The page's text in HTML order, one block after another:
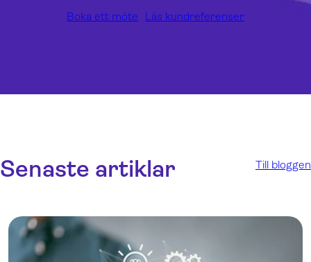
Boka ett möte Läs kundreferenser
Senaste artiklar Till bloggen